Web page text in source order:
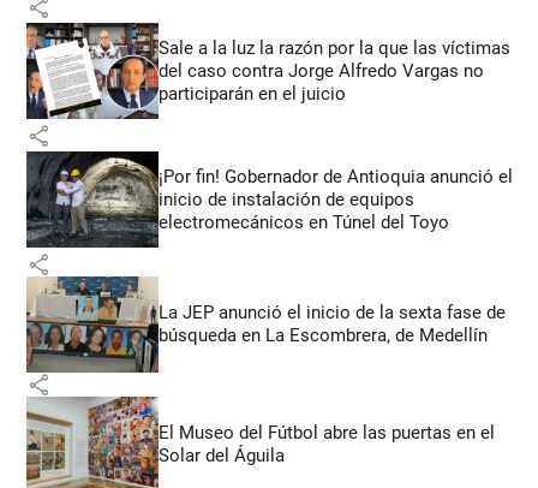
share
Sale a la luz la razón por la que las víctimas
del caso contra Jorge Alfredo Vargas no
participarán en el juicio
share
¡Por fin! Gobernador de Antioquia anunció el
inicio de instalación de equipos
electromecánicos en Túnel del Toyo
share
La JEP anunció el inicio de la sexta fase de
búsqueda en La Escombrera, de Medellín
share
El Museo del Fútbol abre las puertas en el
Solar del Águila